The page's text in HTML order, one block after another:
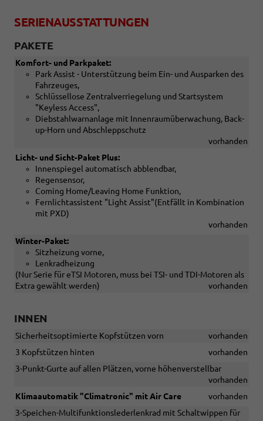
SERIENAUSSTATTUNGEN
PAKETE
Komfort- und Parkpaket:
Park Assist - Unterstützung beim Ein- und Ausparken des
Fahrzeuges,
Schlüssellose Zentralverriegelung und Startsystem
"Keyless Access",
Diebstahlwarnanlage mit Innenraumüberwachung, Back-
up-Horn und Abschleppschutz
vorhanden
Licht- und Sicht-Paket Plus:
Innenspiegel automatisch abblendbar,
Regensensor,
Coming Home/Leaving Home Funktion,
Fernlichtassistent "Light Assist"(Entfällt in Kombination
mit PXD)
vorhanden
Winter-Paket:
Sitzheizung vorne,
Lenkradheizung
(Nur Serie für eTSI Motoren, muss bei TSI- und TDI-Motoren als
Extra gewählt werden)
vorhanden
INNEN
Sicherheitsoptimierte Kopfstützen vorn
vorhanden
3 Kopfstützen hinten
vorhanden
3-Punkt-Gurte auf allen Plätzen, vorne höhenverstellbar
vorhanden
Klimaautomatik "Climatronic" mit Air Care
vorhanden
3-Speichen-Multifunktionslederlenkrad mit Schaltwippen für